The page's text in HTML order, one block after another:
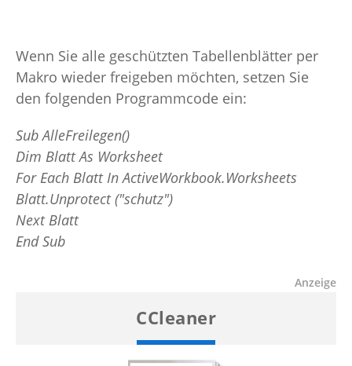
Wenn Sie alle geschützten Tabellenblätter per
Makro wieder freigeben möchten, setzen Sie
den folgenden Programmcode ein:
Sub AlleFreilegen()
Dim Blatt As Worksheet
For Each Blatt In ActiveWorkbook.Worksheets
Blatt.Unprotect ("schutz")
Next Blatt
End Sub